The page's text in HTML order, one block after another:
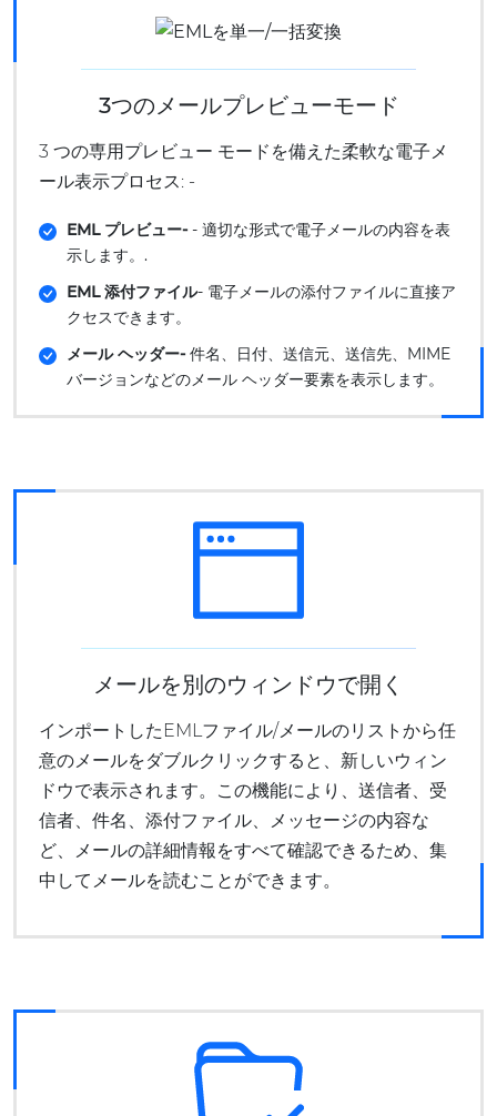
3つのメールプレビューモード
3 つの専用プレビュー モードを備えた柔軟な電子メ
ール表示プロセス: -
EML プレビュー-- 適切な形式で電子メールの内容を表
示します。.
EML 添付ファイル- 電子メールの添付ファイルに直接ア
クセスできます。
メール ヘッダー-件名、日付、送信元、送信先、MIME
バージョンなどのメール ヘッダー要素を表示します。
メールを別のウィンドウで開く
インポートしたEMLファイル/メールのリストから任
意のメールをダブルクリックすると、新しいウィン
ドウで表示されます。この機能により、送信者、受
信者、件名、添付ファイル、メッセージの内容な
ど、メールの詳細情報をすべて確認できるため、集
中してメールを読むことができます。